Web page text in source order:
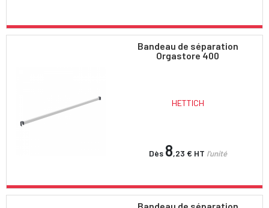
Bandeau de séparation
Orgastore 400
HETTICH
Dès 8,23 € HT l'unité